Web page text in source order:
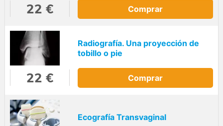
22 € Comprar
Radiografía. Una proyección de
tobillo o pie
22 € Comprar
Ecografía Transvaginal